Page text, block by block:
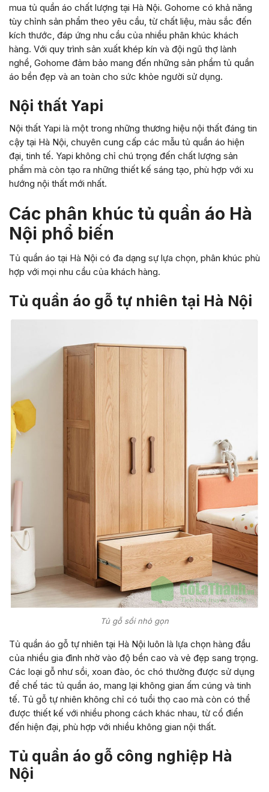
mua tủ quần áo chất lượng tại Hà Nội. Gohome có khả năng
tùy chỉnh sản phẩm theo yêu cầu, từ chất liệu, màu sắc đến
kích thước, đáp ứng nhu cầu của nhiều phân khúc khách
hàng. Với quy trình sản xuất khép kín và đội ngũ thợ lành
nghề, Gohome đảm bảo mang đến những sản phẩm tủ quần
áo bền đẹp và an toàn cho sức khỏe người sử dụng.
Nội thất Yapi
Nội thất Yapi là một trong những thương hiệu nội thất đáng tin
cậy tại Hà Nội, chuyên cung cấp các mẫu tủ quần áo hiện
đại, tinh tế. Yapi không chỉ chú trọng đến chất lượng sản
phẩm mà còn tạo ra những thiết kế sáng tạo, phù hợp với xu
hướng nội thất mới nhất.
Các phân khúc tủ quần áo Hà
Nội phổ biến
Tủ quần áo tại Hà Nội có đa dạng sự lựa chọn, phân khúc phù
hợp với mọi nhu cầu của khách hàng.
Tủ quần áo gỗ tự nhiên tại Hà Nội
Tủ gỗ sồi nhỏ gọn
Tủ quần áo gỗ tự nhiên tại Hà Nội luôn là lựa chọn hàng đầu
của nhiều gia đình nhờ vào độ bền cao và vẻ đẹp sang trọng.
Các loại gỗ như sồi, xoan đào, óc chó thường được sử dụng
để chế tác tủ quần áo, mang lại không gian ấm cúng và tinh
tế. Tủ gỗ tự nhiên không chỉ có tuổi thọ cao mà còn có thể
được thiết kế với nhiều phong cách khác nhau, từ cổ điển
đến hiện đại, phù hợp với nhiều không gian nội thất.
Tủ quần áo gỗ công nghiệp Hà
Nội